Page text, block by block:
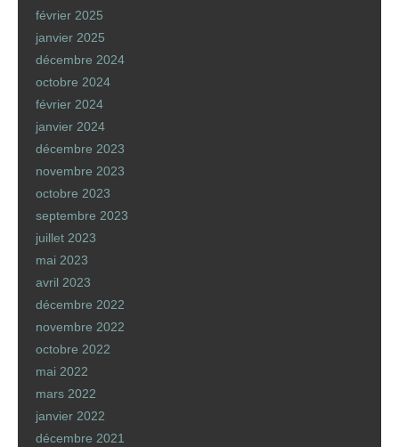
février 2025
janvier 2025
décembre 2024
octobre 2024
février 2024
janvier 2024
décembre 2023
novembre 2023
octobre 2023
septembre 2023
juillet 2023
mai 2023
avril 2023
décembre 2022
novembre 2022
octobre 2022
mai 2022
mars 2022
janvier 2022
décembre 2021